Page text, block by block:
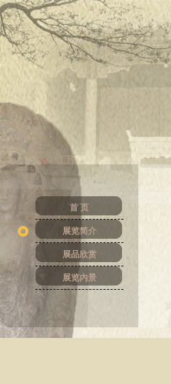
首 页
展览简介
展品欣赏
展览内景